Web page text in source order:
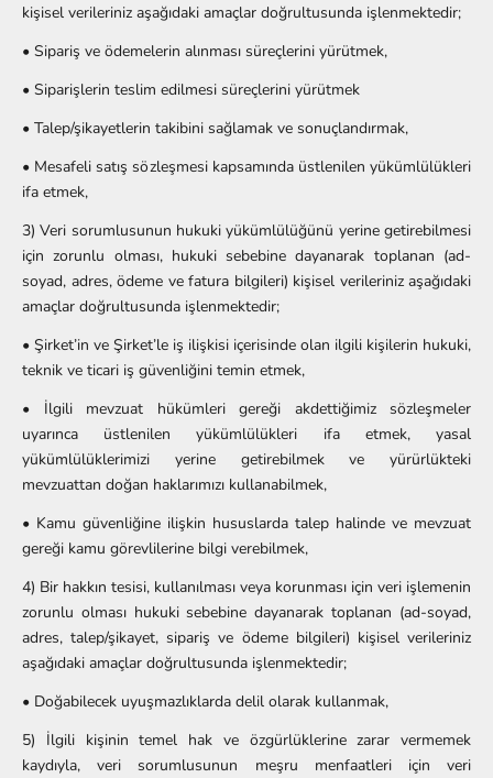
kişisel verileriniz aşağıdaki amaçlar doğrultusunda işlenmektedir;
• Sipariş ve ödemelerin alınması süreçlerini yürütmek,
• Siparişlerin teslim edilmesi süreçlerini yürütmek
• Talep/şikayetlerin takibini sağlamak ve sonuçlandırmak,
• Mesafeli satış sözleşmesi kapsamında üstlenilen yükümlülükleri
ifa etmek,
3) Veri sorumlusunun hukuki yükümlülüğünü yerine getirebilmesi
için zorunlu olması, hukuki sebebine dayanarak toplanan (ad-
soyad, adres, ödeme ve fatura bilgileri) kişisel verileriniz aşağıdaki
amaçlar doğrultusunda işlenmektedir;
• Şirket’in ve Şirket’le iş ilişkisi içerisinde olan ilgili kişilerin hukuki,
teknik ve ticari iş güvenliğini temin etmek,
• İlgili mevzuat hükümleri gereği akdettiğimiz sözleşmeler
uyarınca üstlenilen yükümlülükleri ifa etmek, yasal
yükümlülüklerimizi yerine getirebilmek ve yürürlükteki
mevzuattan doğan haklarımızı kullanabilmek,
• Kamu güvenliğine ilişkin hususlarda talep halinde ve mevzuat
gereği kamu görevlilerine bilgi verebilmek,
4) Bir hakkın tesisi, kullanılması veya korunması için veri işlemenin
zorunlu olması hukuki sebebine dayanarak toplanan (ad-soyad,
adres, talep/şikayet, sipariş ve ödeme bilgileri) kişisel verileriniz
aşağıdaki amaçlar doğrultusunda işlenmektedir;
• Doğabilecek uyuşmazlıklarda delil olarak kullanmak,
5) İlgili kişinin temel hak ve özgürlüklerine zarar vermemek
kaydıyla, veri sorumlusunun meşru menfaatleri için veri